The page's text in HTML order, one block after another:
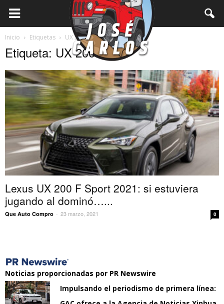
Inicio Etiquetas UX 200
Etiqueta: UX 200
Lexus UX 200 F Sport 2021: si estuviera
jugando al dominó…...
Que Auto Compro - 23 marzo, 2021 0
Noticias proporcionadas por PR Newswire
Impulsando el periodismo de primera línea: